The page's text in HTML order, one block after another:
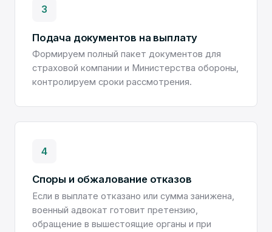
3
Подача документов на выплату
Формируем полный пакет документов для
страховой компании и Министерства обороны,
контролируем сроки рассмотрения.
4
Споры и обжалование отказов
Если в выплате отказано или сумма занижена,
военный адвокат готовит претензию,
обращение в вышестоящие органы и при